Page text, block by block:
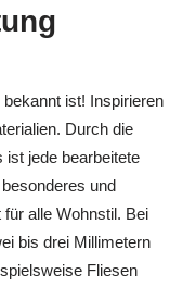
ist! Inspirieren
Durch die
ist jede bearbeitete
und
alle Wohnstil. Bei
bis drei Millimetern
Fliesen